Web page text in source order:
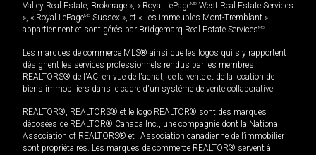
Valley Real Estate, Brokerage », « Royal LePageMD West Real Estate Services
», « Royal LePageMD Sussex », et « Les immeubles Mont-Tremblant »
appartiennent et sont gérés par Bridgemarq Real Estate ServicesMD.
Les marques de commerce MLS® ainsi que les logos qui s'y rapportent
désignent les services professionnels rendus par les membres
REALTORS® de l'ACI en vue de l'achat, de la vente et de la location de
biens immobiliers dans le cadre d'un système de vente collaborative.
REALTOR®, REALTORS® et le logo REALTOR® sont des marques
déposées de REALTOR® Canada Inc., une compagnie dont la National
Association of REALTORS® et l'Association canadienne de l’immobilier
sont propriétaires. Les marques de commerce REALTOR® servent à